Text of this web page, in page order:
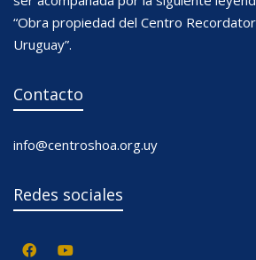
“Obra propiedad del Centro
Uruguay”.
Contacto
info@centroshoa.org.uy
Redes sociales